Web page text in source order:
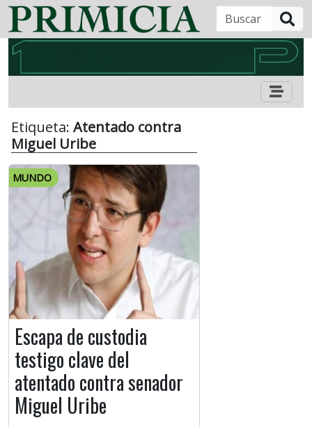
Etiqueta: Atentado contra
Miguel Uribe
MUNDO
Escapa de custodia
testigo clave del
atentado contra senador
Miguel Uribe